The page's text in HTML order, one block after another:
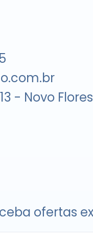
- Novo
ofertas